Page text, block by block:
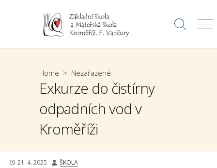
Search
Home > Nezařazené
Exkurze do čistírny
odpadních vod v
Kroměříži
PUBLISHED
21. 4. 2025 AUTHOR
ŠKOLA